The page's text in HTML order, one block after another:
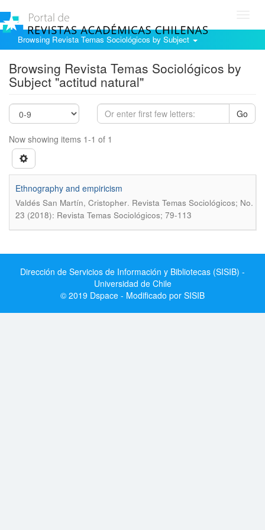
Browsing Revista Temas Sociológicos by Subject
Browsing Revista Temas Sociológicos by
Subject "actitud natural"
Go
Now showing items 1-1 of 1
Ethnography and empiricism
Valdés San Martí­n, Cristopher. Revista Temas Sociológicos; No.
23 (2018): Revista Temas Sociológicos; 79-113
Dirección de Servicios de Información y Bibliotecas (SISIB) -
Universidad de Chile
© 2019 Dspace - Modificado por SISIB